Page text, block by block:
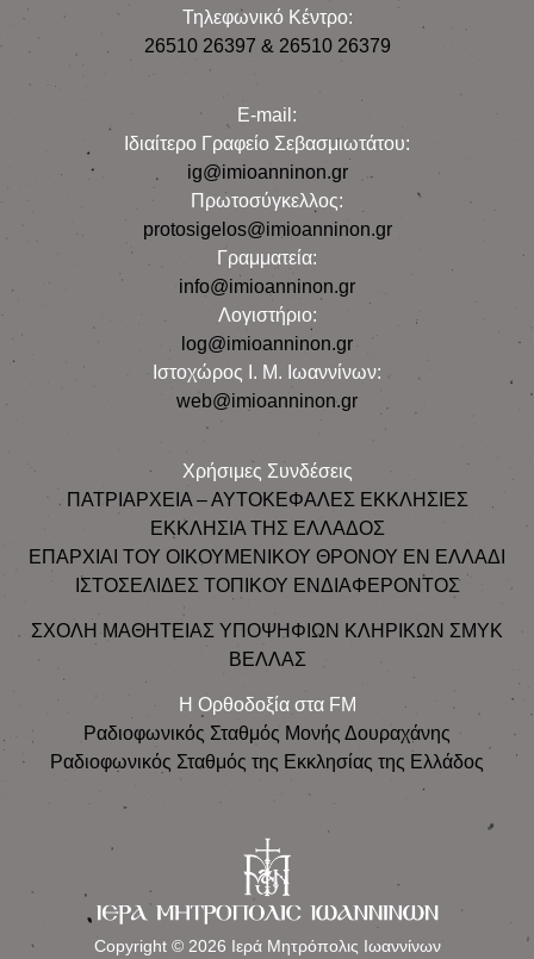
Τηλεφωνικό Κέντρο:
26510 26397 & 26510 26379
E-mail:
Iδιαίτερο Γραφείο Σεβασμιωτάτου:
ig@imioanninon.gr
Πρωτοσύγκελλος:
protosigelos@imioanninon.gr
Γραμματεία:
info@imioanninon.gr
Λογιστήριο:
log@imioanninon.gr
Ιστοχώρος Ι. Μ. Ιωαννίνων:
web@imioanninon.gr
Χρήσιμες Συνδέσεις
ΠΑΤΡΙΑΡΧΕΙΑ – ΑΥΤΟΚΕΦΑΛΕΣ ΕΚΚΛΗΣΙΕΣ
ΕΚΚΛΗΣΙΑ ΤΗΣ ΕΛΛΑΔΟΣ
ΕΠΑΡΧΙΑΙ ΤΟΥ ΟΙΚΟΥΜΕΝΙΚΟΥ ΘΡΟΝΟΥ ΕΝ ΕΛΛΑΔΙ
ΙΣΤΟΣΕΛΙΔΕΣ ΤΟΠΙΚΟΥ ΕΝΔΙΑΦΕΡΟΝΤΟΣ
ΣΧΟΛΗ ΜΑΘΗΤΕΙΑΣ ΥΠΟΨΗΦΙΩΝ ΚΛΗΡΙΚΩΝ ΣΜΥΚ
ΒΕΛΛΑΣ
Η Ορθοδοξία στα FM
Ραδιοφωνικός Σταθμός Μονής Δουραχάνης
Ραδιοφωνικός Σταθμός της Εκκλησίας της Ελλάδος
Copyright © 2026 Ιερά Μητρόπολις Ιωαννίνων